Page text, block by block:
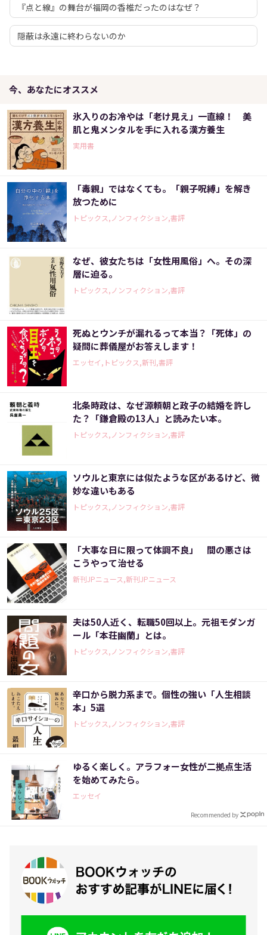
『点と線』の舞台が福岡の香椎だったのはなぜ？
隠蔽は永遠に終わらないのか
今、あなたにオススメ
氷入りのお冷やは「老け見え」一直線！ 美
肌と鬼メンタルを手に入れる漢方養生
実用書
「毒親」ではなくても。「親子呪縛」を解き
放つために
トピックス,ノンフィクション,書評
なぜ、彼女たちは「女性用風俗」へ。その深
層に迫る。
トピックス,ノンフィクション,書評
死ぬとウンチが漏れるって本当？「死体」の
疑問に葬儀屋がお答えします！
エッセイ,トピックス,新刊,書評
北条時政は、なぜ源頼朝と政子の結婚を許し
た？「鎌倉殿の13人」と読みたい本。
トピックス,ノンフィクション,書評
ソウルと東京には似たような区があるけど、微
妙な違いもある
トピックス,ノンフィクション,書評
「大事な日に限って体調不良」 間の悪さは
こうやって治せる
新刊JPニュース,新刊JPニュース
夫は50人近く、転職50回以上。元祖モダンガ
ール「本荘幽蘭」とは。
トピックス,ノンフィクション,書評
辛口から脱力系まで。個性の強い「人生相談
本」5選
トピックス,ノンフィクション,書評
ゆるく楽しく。アラフォー女性が二拠点生活
を始めてみたら。
エッセイ
Recommended by